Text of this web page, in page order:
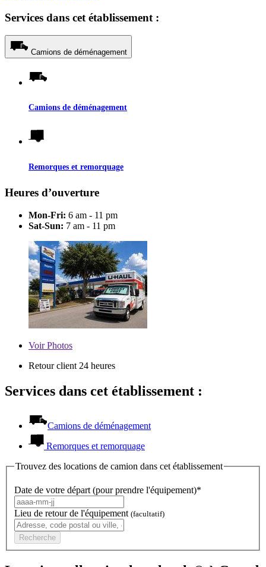
Services dans cet établissement :
Camions de déménagement
Camions de déménagement
Remorques et remorquage
Heures d’ouverture
Mon-Fri: 6 am - 11 pm
Sat-Sun: 7 am - 11 pm
VoirPhotos
Retour client 24 heures
Services dans cet établissement :
Camions de déménagement
Remorques et remorquage
Trouvez des locations de camion dans cet établissement
Date de votre départ (pour prendre l'équipement)*
Lieu de retour de l'équipement (facultatif)
Recherche